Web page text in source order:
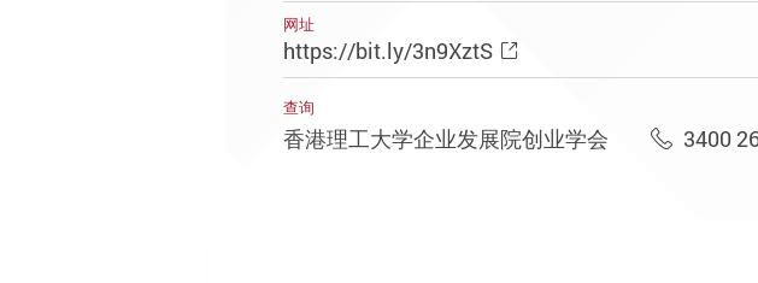
网址
https://bit.ly/3n9XztS
查询
香港理工大学企业发展院创业学会 3400